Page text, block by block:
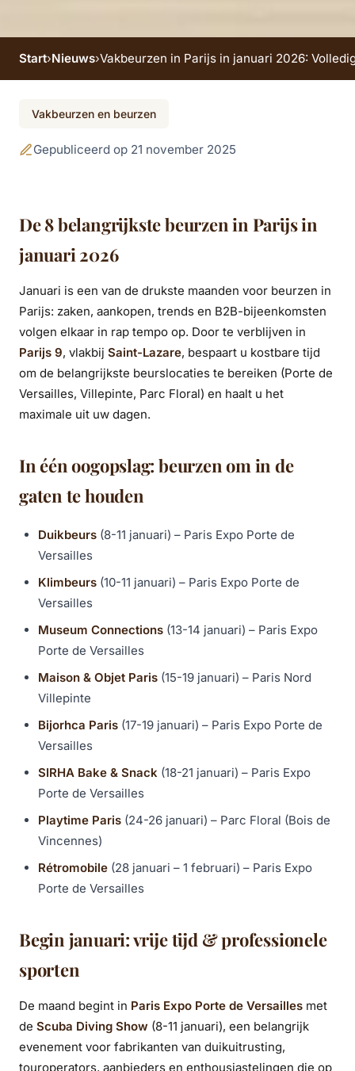
Vakbeurzen in Parijs
in januari 2026:
van de 8 B2B- en
branchebijeenkomsten
Start›Nieuws›Vakbeurzen in Parijs in januari 2026:
Vakbeurzen en beurzen
Gepubliceerd op 21 november 2025
De 8 belangrijkste beurzen in Parijs in
januari 2026
Januari is een van de drukste maanden voor beurzen in
Parijs: zaken, aankopen, trends en B2B-bijeenkomsten
volgen elkaar in rap tempo op. Door te verblijven in
Parijs 9, vlakbij Saint-Lazare, bespaart u kostbare tijd
om de belangrijkste beurslocaties te bereiken (Porte de
Versailles, Villepinte, Parc Floral) en haalt u het
maximale uit uw dagen.
In één oogopslag: beurzen om in de
gaten te houden
Duikbeurs (8-11 januari) – Paris Expo Porte de
Versailles
Klimbeurs (10-11 januari) – Paris Expo Porte de
Versailles
Museum Connections (13-14 januari) – Paris Expo
Porte de Versailles
Maison & Objet Paris (15-19 januari) – Paris Nord
Villepinte
Bijorhca Paris (17-19 januari) – Paris Expo Porte de
Versailles
SIRHA Bake & Snack (18-21 januari) – Paris Expo
Porte de Versailles
Playtime Paris (24-26 januari) – Parc Floral (Bois de
Vincennes)
Rétromobile (28 januari – 1 februari) – Paris Expo
Porte de Versailles
Begin januari: vrije tijd & professionele
sporten
De maand begint in Paris Expo Porte de Versailles met
de Scuba Diving Show (8-11 januari), een belangrijk
evenement voor fabrikanten van duikuitrusting,
touroperators, aanbieders en enthousiastelingen die op